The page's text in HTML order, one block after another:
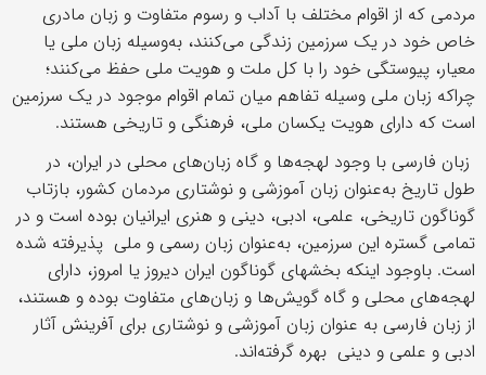
مردمی که از اقوام مختلف با آداب‌ و رسوم متفاوت و زبان مادری
خاص خود در یک سرزمین زندگی می‌کنند، به‌وسیله زبان ملی یا
معیار، پیوستگی خود را با کل ملت و هویت ملی حفظ می‌کنند؛
چراکه زبان ملی وسیله تفاهم میان تمام اقوام موجود در یک سرزمین
است که دارای هویت یکسان ملی، فرهنگی و تاریخی هستند.
زبان فارسی با وجود لهجه‌ها و گاه زبان‌های محلی در ایران، در
طول تاریخ به‌عنوان زبان آموزشی و نوشتاری مردمان کشور، بازتاب
گوناگون تاریخی، علمی، ادبی، دینی و هنری ایرانیان بوده است و در
تمامی گستره این‌ سرزمین، به‌عنوان زبان رسمی و ملی پذیرفته شده
است. باوجود اینکه بخشهای گوناگون ایران دیروز یا امروز، دارای
لهجه‌های محلی و گاه گویش‌ها و زبان‌های متفاوت بوده و هستند،
از زبان فارسی به ‌عنوان زبان آموزشی و نوشتاری برای آفرینش آثار
ادبی و علمی و دینی بهره گرفته‌اند.